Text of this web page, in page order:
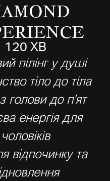
120 ХВ
пілінг у душі
тіло до тіла
голови до п'ят
енергія для
чоловіків
відпочинку та